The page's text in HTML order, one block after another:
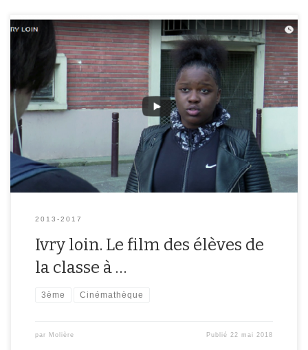
w03c010c&feature=em-comments
2013-2017
Ivry loin. Le film des élèves de
la classe à …
3ème Cinémathèque
par Molière Publié22 mai 2018